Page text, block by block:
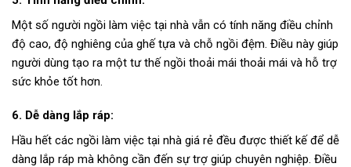
Một số người ngồi làm việc tại nhà vẫn có tính năng điều chỉnh
độ cao, độ nghiêng của ghế tựa và chỗ ngồi đệm. Điều này giúp
người dùng tạo ra một tư thế ngồi thoải mái thoải mái và hỗ trợ
sức khỏe tốt hơn.
6. Dễ dàng lắp ráp:
Hầu hết các ngồi làm việc tại nhà giá rẻ đều được thiết kế để dễ
dàng lắp ráp mà không cần đến sự trợ giúp chuyên nghiệp. Điều